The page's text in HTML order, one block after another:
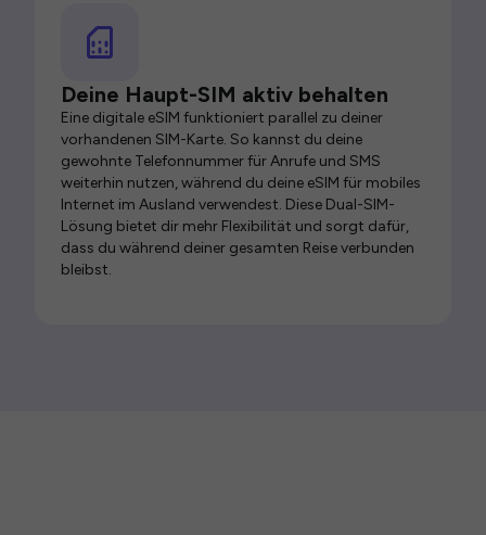
Deine Haupt-SIM aktiv behalten
Eine digitale eSIM funktioniert parallel zu deiner
vorhandenen SIM-Karte. So kannst du deine
gewohnte Telefonnummer für Anrufe und SMS
weiterhin nutzen, während du deine eSIM für mobiles
Internet im Ausland verwendest. Diese Dual-SIM-
Lösung bietet dir mehr Flexibilität und sorgt dafür,
dass du während deiner gesamten Reise verbunden
bleibst.